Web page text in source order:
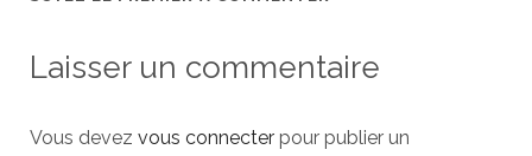
Laisser un commentaire
Vous devez vous connecterpour publier un